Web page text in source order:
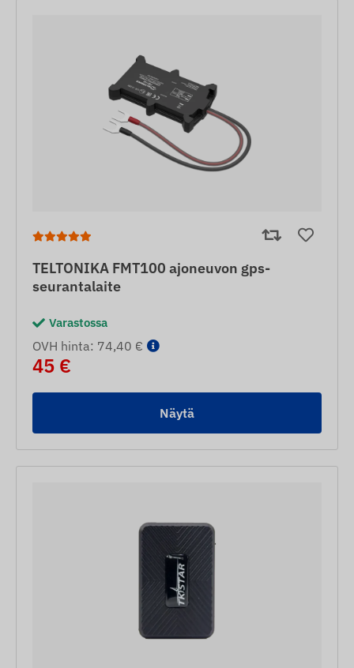
TELTONIKA FMT100 ajoneuvon gps-
seurantalaite
Varastossa
OVH hinta: 74,40 €
45 €
Näytä